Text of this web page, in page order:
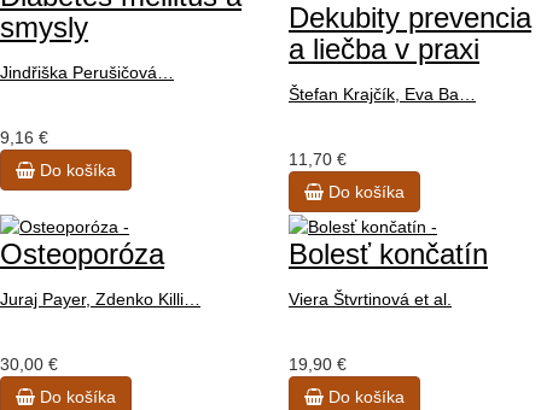
smysly
Jindřiška Perušičová…
9,16 €
Do košíka
Dekubity prevencia
a liečba v praxi
Štefan Krajčík, Eva Ba…
11,70 €
Do košíka
Osteoporóza
Juraj Payer, Zdenko Killi…
30,00 €
Do košíka
Bolesť končatín
Viera Štvrtinová et al.
19,90 €
Do košíka